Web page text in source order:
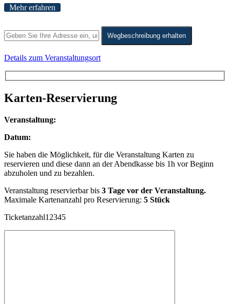
Mehr erfahren
Wegbeschreibung erhalten
Details zum Veranstaltungsort
Karten-Reservierung
Veranstaltung:
Datum:
Sie haben die Möglichkeit, für die Veranstaltung Karten zu
reservieren und diese dann an der Abendkasse bis 1h vor Beginn
abzuholen und zu bezahlen.
Veranstaltung reservierbar bis 3 Tage vor der Veranstaltung.
Maximale Kartenanzahl pro Reservierung: 5 Stück
Ticketanzahl12345